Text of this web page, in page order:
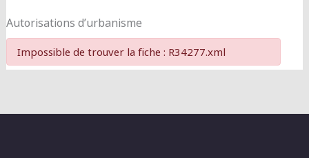
Autorisations d’urbanisme
Impossible de trouver la fiche : R34277.xml